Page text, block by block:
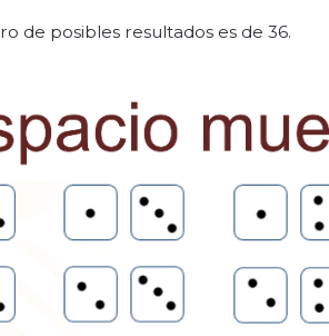
de posibles resultados es de 36.